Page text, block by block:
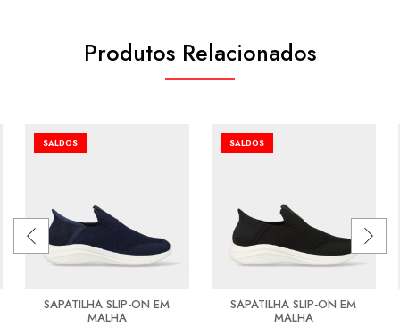
Produtos Relacionados
SALDOS
SAPATILHA SLIP-ON EM
MALHA
SALDOS
SAPATILHA SLIP-ON EM
MALHA